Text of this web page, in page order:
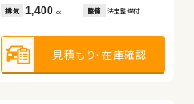
排気 1,400cc 整備 法定整備付
見積もり・在庫確認
保証 あり 住所 京都府
排気 1,500cc 整備 法定整備付
排気 660cc 整備 なし
見積もり・在庫確認